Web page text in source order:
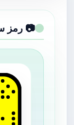
📷 رمز